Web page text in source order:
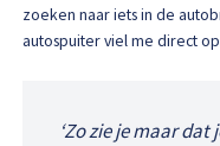
zoeken naar iets in de
autospuiter viel me direct
‘Zo zie je maar